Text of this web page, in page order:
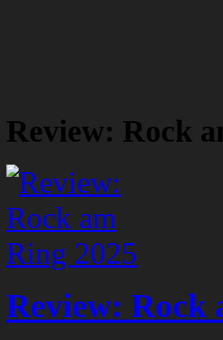
Review: Rock
Review: Rock